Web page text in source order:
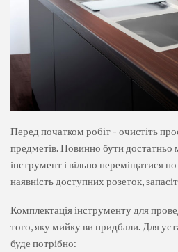
Перед початком робіт - очистіть
предметів. Повинно бути
інструмент і вільно переміщатися
наявність доступних розеток,
Комплектація інструменту для
того, яку мийку ви придбали. Для
буде потрібно: